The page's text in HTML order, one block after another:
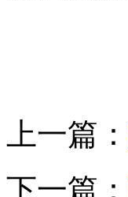
上一篇：
下一篇：